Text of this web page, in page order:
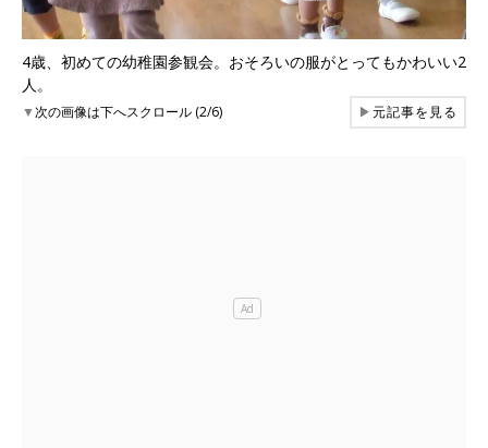
4歳、初めての幼稚園参観会。おそろいの服がとってもかわいい2
人。
▼次の画像は下へスクロール (2/6) ▶元記事を見る